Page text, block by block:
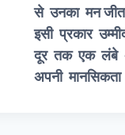
से उनका
इसी प्रकार
दूर तक एक लंबे
अपनी